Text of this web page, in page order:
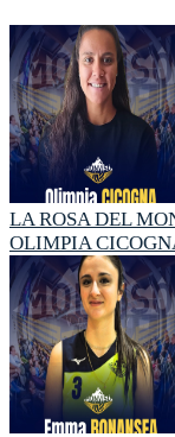
LA ROSA DEL
OLIMPIA